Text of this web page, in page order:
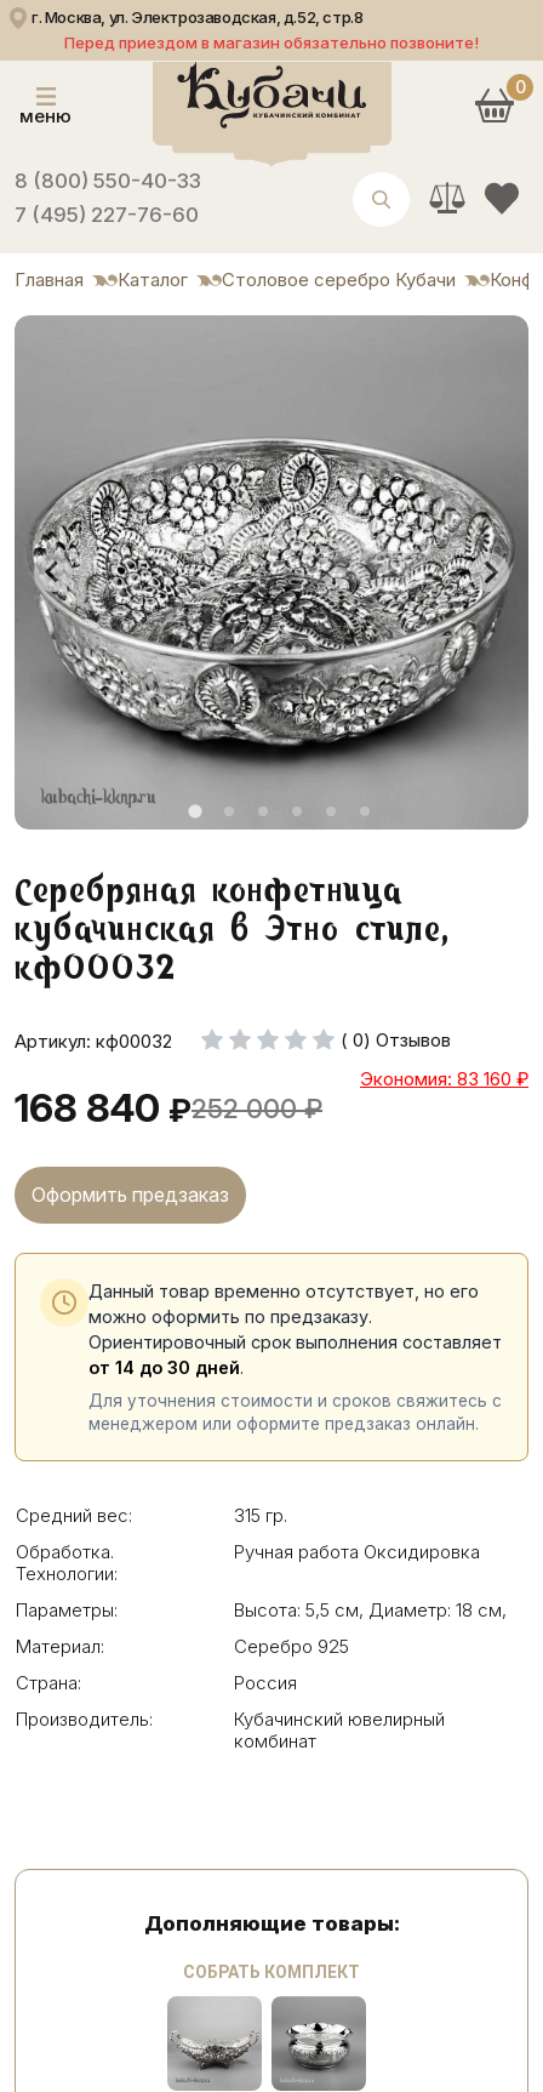
г. Москва, ул. Электрозаводская, д.52, стр.8
Перед приездом в магазин обязательно позвоните!
меню
8 (800) 550-40-33
7 (495) 227-76-60
0
Главная Каталог Столовое серебро Кубачи
Серебряная конфетница
кубачинская в Этно стиле,
кф00032
Артикул: кф00032 ( 0) Отзывов
168 840 ₽252 000 ₽
Экономия: 83 160 ₽
Оформить предзаказ
Данный товар временно отсутствует, но его
можно оформить по предзаказу.
Ориентировочный срок выполнения составляет
от 14 до 30 дней.
Для уточнения стоимости и сроков свяжитесь с
менеджером или оформите предзаказ онлайн.
Средний вес:
315 гр.
Обработка.
Технологии:
Ручная работа Оксидировка
Параметры: Высота: 5,5 см, Диаметр: 18 см,
Материал:
Серебро 925
Страна:
Россия
Производитель:
Кубачинский ювелирный
комбинат
Дополняющие товары:
СОБРАТЬ КОМПЛЕКТ